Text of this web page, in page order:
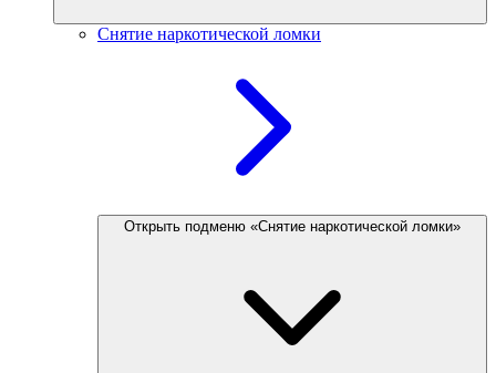
Снятие наркотической ломки
Открыть подменю «Снятие наркотической ломки»